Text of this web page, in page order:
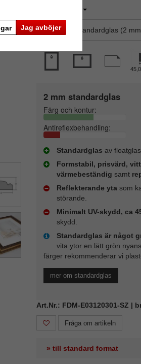
Jag avböjer
glasart: Standardglas (2
2 mm standardglas
Färg och kontur:
Antireflexbehandling:
Standardglas av
Formstabil, prisvärd,
värmebeständig samt
Reflekterande yta som
störande.
Minimalt UV-skydd, ca
skydd.
Standardglas är något
vita ytor en lätt grön
färger rekommenderar vi
mer om standardglas
Art.Nr.: FDM-E03120301-SZ |
Fråga om artikeln
» till standard format